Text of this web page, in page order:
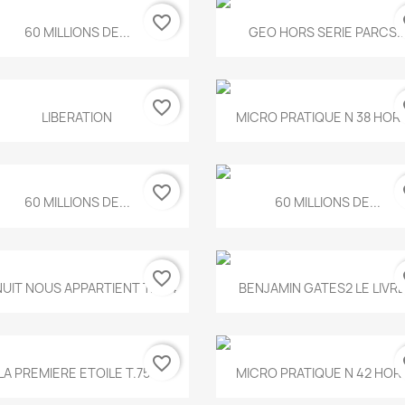
Aperçu rapide
60 MILLIONS DE... favorite_border Aperçu rapide
GEO HORS SERIE
Aperçu rapide
LIBERATION favorite_border Aperçu rapide
MICRO PRATIQUE N 38
Aperçu rapide
60 MILLIONS DE... favorite_border Aperçu rapide
60 MILLIONS DE...
Aperçu rapide
NOUS APPARTIENT T.634
favorite_border Aperçu rapide
BENJAMIN GATES2 LE
Aperçu rapide
PREMIERE ETOILE T.755favorite_border Aperçu rapide
MICRO PRATIQUE N 42